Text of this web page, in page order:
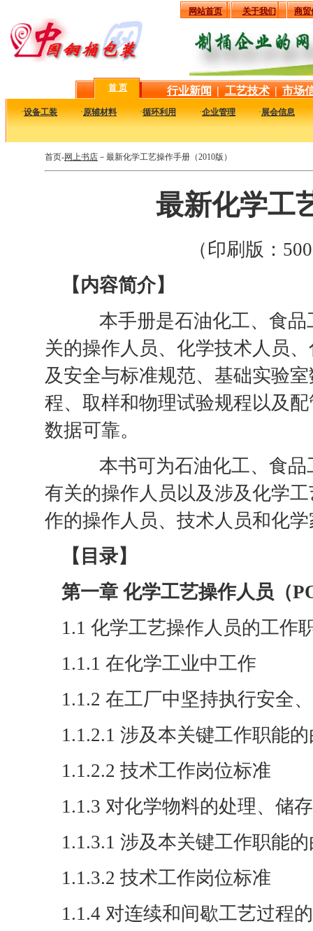
网站首页 关于我们 商贸
首 页 行业新闻 | 工艺技术 | 市场
·设备工装 ·原辅材料 ·循环利用 ·企业管理 ·展会信息
首页-网上书店 －最新化学工艺操作手册（2010版）
最新化学工
（印刷版：
【内容简介】
本手册是石油化工、食品
关的操作人员、化学技术人员
及安全与标准规范、基础实验
程、取样和物理试验规程以及
数据可靠。
本书可为石油化工、食品
有关的操作人员以及涉及化学
作的操作人员、技术人员和化
【目录】
第一章 化学工艺操作人员（
1.1 化学工艺操作人员的工作
1.1.1 在化学工业中工作
1.1.2 在工厂中坚持执行安全
1.1.2.1 涉及本关键工作职能
1.1.2.2 技术工作岗位标准
1.1.3 对化学物料的处理、储
1.1.3.1 涉及本关键工作职能
1.1.3.2 技术工作岗位标准
1.1.4 对连续和间歇工艺过程